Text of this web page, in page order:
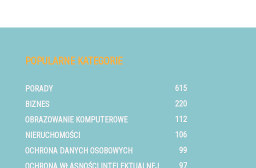
POPULARNE KATEGORIE
PORADY
615
BIZNES
220
OBRAZOWANIE KOMPUTEROWE
112
NIERUCHOMOŚCI
106
OCHRONA DANYCH OSOBOWYCH
99
97